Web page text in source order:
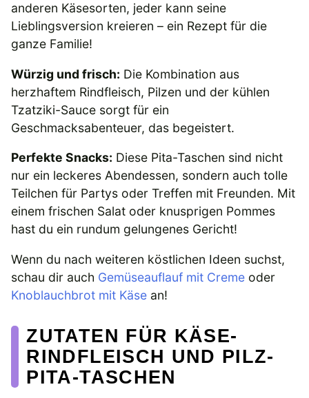
anderen Käsesorten, jeder kann seine
Lieblingsversion kreieren – ein Rezept für die
ganze Familie!
Würzig und frisch: Die Kombination aus
herzhaftem Rindfleisch, Pilzen und der kühlen
Tzatziki-Sauce sorgt für ein
Geschmacksabenteuer, das begeistert.
Perfekte Snacks: Diese Pita-Taschen sind nicht
nur ein leckeres Abendessen, sondern auch tolle
Teilchen für Partys oder Treffen mit Freunden. Mit
einem frischen Salat oder knusprigen Pommes
hast du ein rundum gelungenes Gericht!
Wenn du nach weiteren köstlichen Ideen suchst,
schau dir auch Gemüseauflauf mit Creme oder
Knoblauchbrot mit Käse an!
ZUTATEN FÜR KÄSE-
RINDFLEISCH UND PILZ-
PITA-TASCHEN